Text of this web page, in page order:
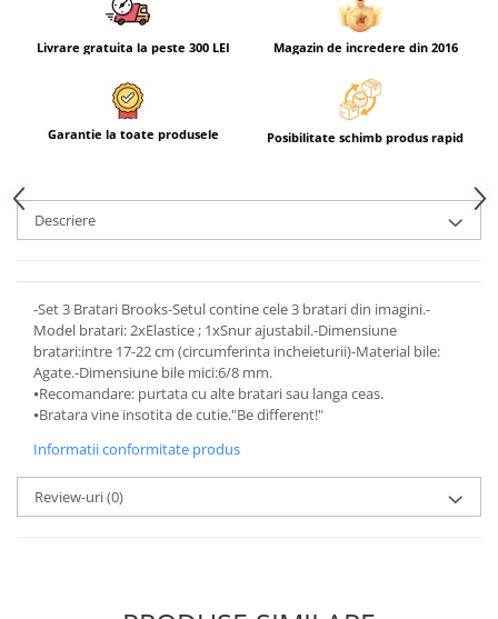
Livrare gratuita la peste 300 LEI Magazin de incredere din 2016
Garantie la toate produsele Posibilitate schimb produs rapid
Descriere
-Set 3 Bratari Brooks-Setul contine cele 3 bratari din imagini.-
Model bratari: 2xElastice ; 1xSnur ajustabil.-Dimensiune
bratari:intre 17-22 cm (circumferinta incheieturii)-Material bile:
Agate.-Dimensiune bile mici:6/8 mm.
⦁Recomandare: purtata cu alte bratari sau langa ceas.
⦁Bratara vine insotita de cutie."Be different!"
Informatii conformitate produs
Review-uri(0)